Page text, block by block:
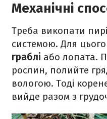
Механічні
Треба викопати
системою. Для
граблі або лопата.
рослин, полийте
вологою. Тоді
вийде разом з